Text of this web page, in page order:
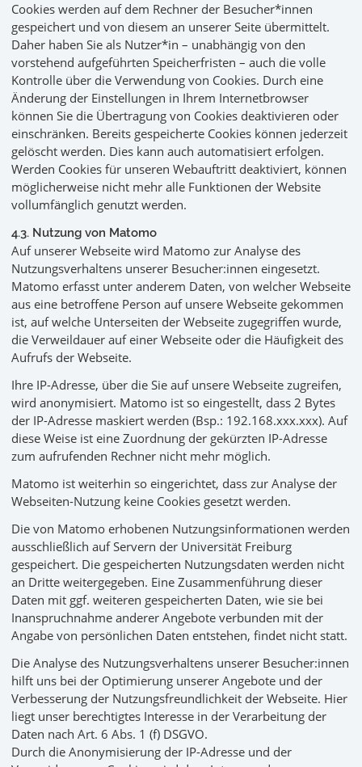
Cookies werden auf dem Rechner der Besucher*innen
gespeichert und von diesem an unserer Seite übermittelt.
Daher haben Sie als Nutzer*in – unabhängig von den
vorstehend aufgeführten Speicherfristen – auch die volle
Kontrolle über die Verwendung von Cookies. Durch eine
Änderung der Einstellungen in Ihrem Internetbrowser
können Sie die Übertragung von Cookies deaktivieren oder
einschränken. Bereits gespeicherte Cookies können jederzeit
gelöscht werden. Dies kann auch automatisiert erfolgen.
Werden Cookies für unseren Webauftritt deaktiviert, können
möglicherweise nicht mehr alle Funktionen der Website
vollumfänglich genutzt werden.
4.3. Nutzung von Matomo
Auf unserer Webseite wird Matomo zur Analyse des
Nutzungsverhaltens unserer Besucher:innen eingesetzt.
Matomo erfasst unter anderem Daten, von welcher Webseite
aus eine betroffene Person auf unsere Webseite gekommen
ist, auf welche Unterseiten der Webseite zugegriffen wurde,
die Verweildauer auf einer Webseite oder die Häufigkeit des
Aufrufs der Webseite.
Ihre IP-Adresse, über die Sie auf unsere Webseite zugreifen,
wird anonymisiert. Matomo ist so eingestellt, dass 2 Bytes
der IP-Adresse maskiert werden (Bsp.: 192.168.xxx.xxx). Auf
diese Weise ist eine Zuordnung der gekürzten IP-Adresse
zum aufrufenden Rechner nicht mehr möglich.
Matomo ist weiterhin so eingerichtet, dass zur Analyse der
Webseiten-Nutzung keine Cookies gesetzt werden.
Die von Matomo erhobenen Nutzungsinformationen werden
ausschließlich auf Servern der Universität Freiburg
gespeichert. Die gespeicherten Nutzungsdaten werden nicht
an Dritte weitergegeben. Eine Zusammenführung dieser
Daten mit ggf. weiteren gespeicherten Daten, wie sie bei
Inanspruchnahme anderer Angebote verbunden mit der
Angabe von persönlichen Daten entstehen, findet nicht statt.
Die Analyse des Nutzungsverhaltens unserer Besucher:innen
hilft uns bei der Optimierung unserer Angebote und der
Verbesserung der Nutzungsfreundlichkeit der Webseite. Hier
liegt unser berechtigtes Interesse in der Verarbeitung der
Daten nach Art. 6 Abs. 1 (f) DSGVO.
Durch die Anonymisierung der IP-Adresse und der